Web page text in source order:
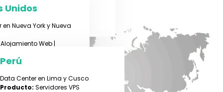
Center en Toronto
Unidos
Nueva York y Nueva
Web |
Perú
Data Center en Lima y Cusco
Producto: Servidores VPS